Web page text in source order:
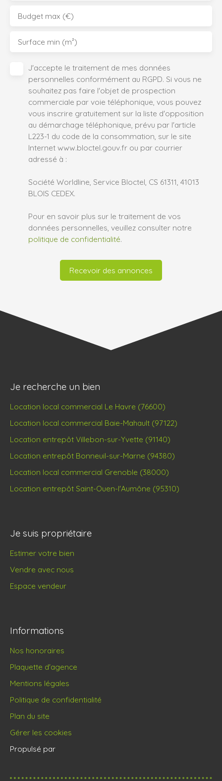
Budget max (€)
Surface min (m²)
J'accepte le traitement de mes données
personnelles conformément au RGPD. Si vous ne
souhaitez pas faire l'objet de prospection
commerciale par voie téléphonique, vous pouvez
vous inscrire gratuitement sur la liste d'opposition
au démarchage téléphonique, prévu par l'article
L223-1 du code de la consommation, sur le site
Internet www.bloctel.gouv.fr ou par courrier
adressé à :
Société Worldline, Service Bloctel, CS 61311, 41013
BLOIS CEDEX.
Pour en savoir plus sur le traitement de vos
données personnelles, veuillez consulter notre
politique de confidentialité.
Recevoir des annonces
Je recherche un bien
Location local commercial Le Havre (76600)
Location local commercial Baie-Mahault (97122)
Location entrepôt Villebon-sur-Yvette (91140)
Location entrepôt Bonneuil-sur-Marne (94380)
Location local commercial Grenoble (38000)
Location entrepôt Saint-Ouen-l'Aumône (95310)
Je suis propriétaire
Estimer votre bien
Vendre avec nous
Espace vendeur
Informations
Nos honoraires
Plaquette d'agence
Mentions légales
Politique de confidentialité
Plan du site
Gérer les cookies
Propulsé par